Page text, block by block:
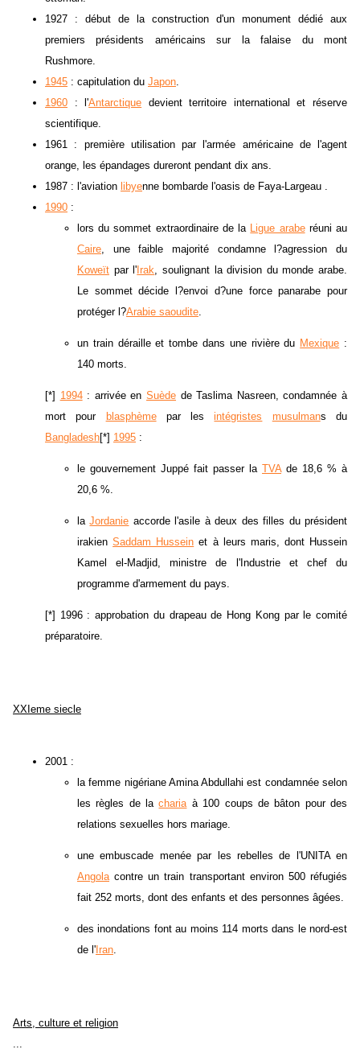
1927 : début de la construction d'un monument dédié aux
premiers présidents américains sur la falaise du mont
Rushmore.
1945 : capitulation du Japon.
1960 : l'Antarctique devient territoire international et réserve
scientifique.
1961 : première utilisation par l'armée américaine de l'agent
orange, les épandages dureront pendant dix ans.
1987 : l'aviation libyenne bombarde l'oasis de Faya-Largeau .
1990 :
lors du sommet extraordinaire de la Ligue araberéuni au
Caire, une faible majorité condamne l?agression du
Koweït par l' Irak, soulignant la division du monde arabe.
Le sommet décide l?envoi d?une force panarabe pour
protéger l?Arabie saoudite.
un train déraille et tombe dans une rivière du Mexique :
140 morts.
[*] 1994: arrivée enSuède de Taslima Nasreen, condamnée à
mort pour
blasphèmepar lesintégristes musulmans du
Bangladesh[*] 1995 :
le gouvernement Juppé fait passer la TVAde 18,6 % à
20,6 %.
laJordanie accorde l'asile à deux des filles du président
irakienSaddam Hussein et à leurs maris, dont Hussein
Kamel el-Madjid, ministre de l'Industrie et chef du
programme d'armement du pays.
[*] 1996 : approbation du drapeau de Hong Kong par le comité
préparatoire.
XXIeme siecle
2001 :
la femme nigériane Amina Abdullahi est condamnée selon
les règles de lachariaà 100 coups de bâton pour des
relations sexuelles hors mariage.
une embuscade menée par les rebelles de l'UNITA en
Angolacontre un train transportant environ 500 réfugiés
fait 252 morts, dont des enfants et des personnes âgées.
des inondations font au moins 114 morts dans le nord-est
de l' Iran.
Arts, culture et religion
...